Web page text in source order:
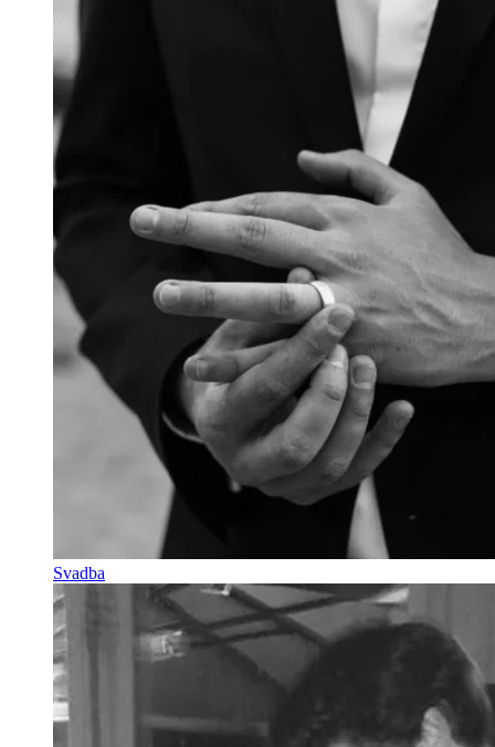
Svadba